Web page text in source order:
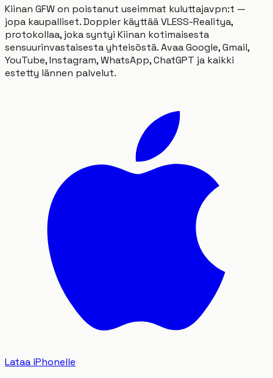
Kiinan GFW on poistanut useimmat kuluttajavpn:t —
jopa kaupalliset. Doppler käyttää VLESS-Realitya,
protokollaa, joka syntyi Kiinan kotimaisesta
sensuurinvastaisesta yhteisöstä. Avaa Google, Gmail,
YouTube, Instagram, WhatsApp, ChatGPT ja kaikki
estetty lännen palvelut.
Lataa iPhonelle